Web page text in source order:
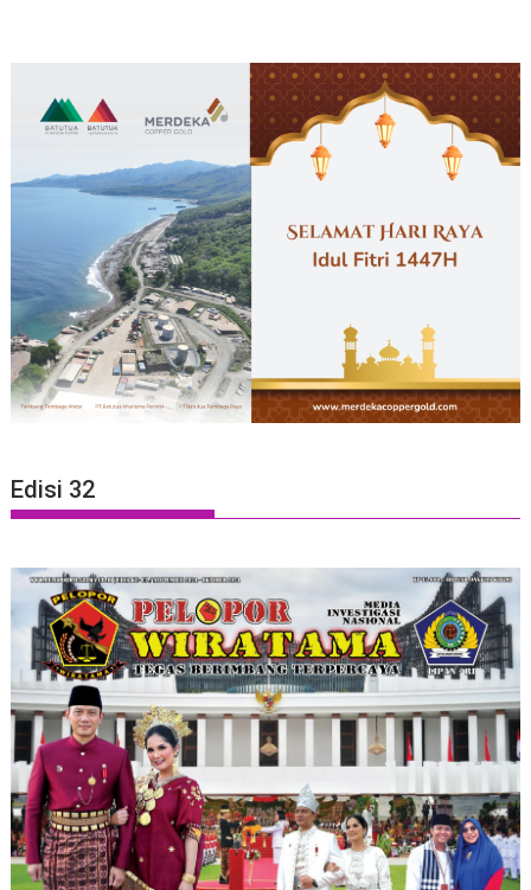
Edisi 32